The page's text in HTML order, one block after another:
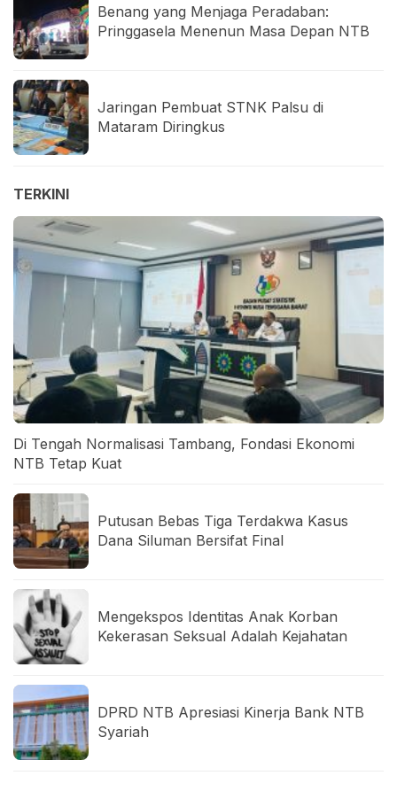
Benang yang Menjaga Peradaban:
Pringgasela Menenun Masa Depan NTB
Jaringan Pembuat STNK Palsu di
Mataram Diringkus
TERKINI
Di Tengah Normalisasi Tambang, Fondasi Ekonomi
NTB Tetap Kuat
Putusan Bebas Tiga Terdakwa Kasus
Dana Siluman Bersifat Final
Mengekspos Identitas Anak Korban
Kekerasan Seksual Adalah Kejahatan
DPRD NTB Apresiasi Kinerja Bank NTB
Syariah